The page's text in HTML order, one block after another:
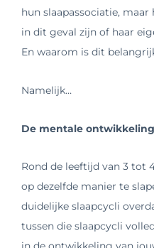
hun slaapassociatie,
in dit geval zijn of haar
En waarom is dit
Namelijk…
De mentale ontwikkeling
Rond de leeftijd van 3 tot
op dezelfde manier te
duidelijke slaapcycli
tussen die slaapcycli